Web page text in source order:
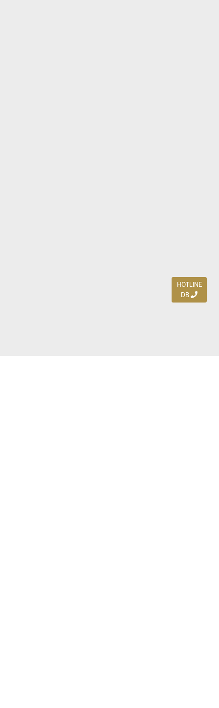
HOTLINE
DB